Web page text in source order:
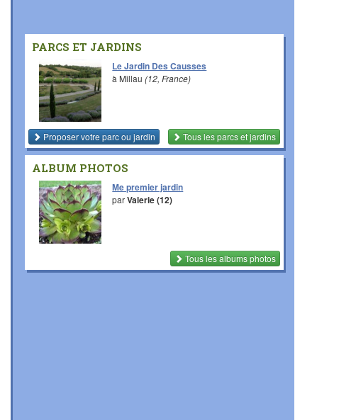
PARCS ET JARDINS
Le Jardin Des Causses
à Millau(12, France)
Proposer votre parc ou jardin Tous les parcs et jardins
ALBUM PHOTOS
Me premier jardin
parValerie (12)
Tous les albums photos